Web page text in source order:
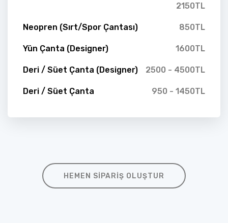
2150TL
Neopren (Sırt/Spor Çantası) 850TL
Yün Çanta (Designer) 1600TL
Deri / Süet Çanta (Designer) 2500 - 4500TL
Deri / Süet Çanta 950 - 1450TL
HEMEN SIPARIŞ OLUŞTUR